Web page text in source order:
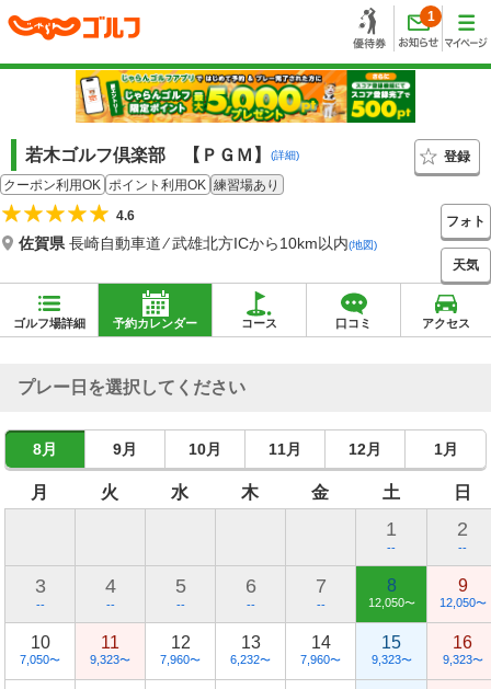
1
若木ゴルフ倶楽部 【ＰＧＭ】 (詳細)
登録
クーポン利用OK ポイント利用OK 練習場あり
4.6
佐賀県長崎自動車道 ⁄ 武雄北方ICから10km以内(地図)
フォト
天気
ゴルフ場詳細 予約カレンダー コース 口コミ アクセス
プレー日を選択してください
8月 9月 10月 11月 12月 1月
月 火 水 木 金 土 日
1
--
2
--
3
--
4
--
5
--
6
--
7
--
8
12,050〜
9
12,050〜
10
7,050〜
11
9,323〜
12
7,960〜
13
6,232〜
14
7,960〜
15
9,323〜
16
9,323〜